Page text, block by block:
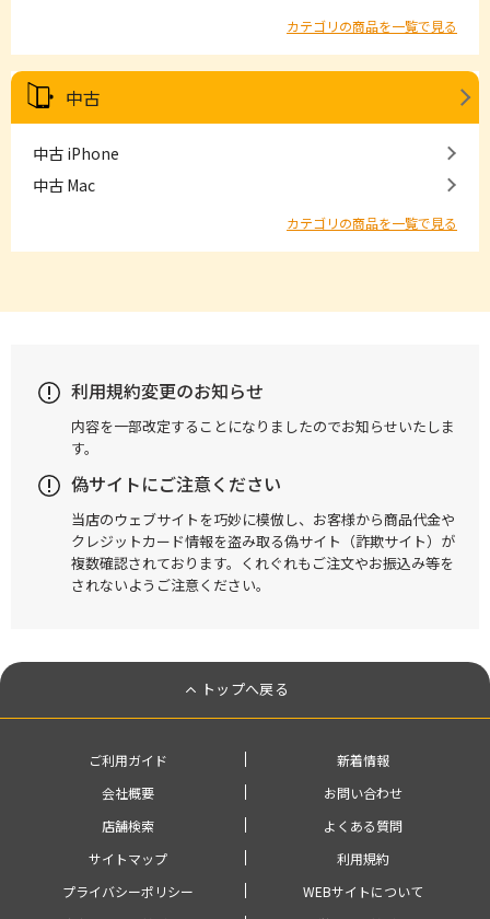
カテゴリの商品を一覧で見る
中古
中古 iPhone
中古 Mac
カテゴリの商品を一覧で見る
利用規約変更のお知らせ
内容を一部改定することになりましたのでお知らせいたしま
す。
偽サイトにご注意ください
当店のウェブサイトを巧妙に模倣し、お客様から商品代金や
クレジットカード情報を盗み取る偽サイト（詐欺サイト）が
複数確認されております。くれぐれもご注文やお振込み等を
されないようご注意ください。
トップへ戻る
ご利用ガイド
新着情報
会社概要
お問い合わせ
店舗検索
よくある質問
サイトマップ
利用規約
プライバシーポリシー
WEBサイトについて